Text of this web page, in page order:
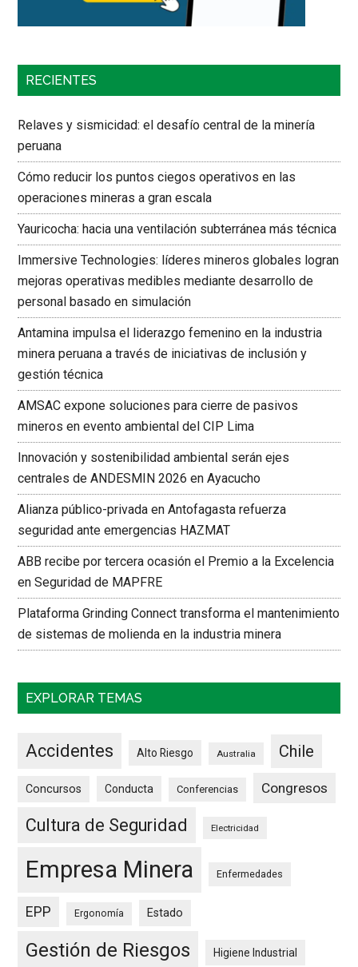
RECIENTES
Relaves y sismicidad: el desafío central de la minería
peruana
Cómo reducir los puntos ciegos operativos en las
operaciones mineras a gran escala
Yauricocha: hacia una ventilación subterránea más técnica
Immersive Technologies: líderes mineros globales logran
mejoras operativas medibles mediante desarrollo de
personal basado en simulación
Antamina impulsa el liderazgo femenino en la industria
minera peruana a través de iniciativas de inclusión y
gestión técnica
AMSAC expone soluciones para cierre de pasivos
mineros en evento ambiental del CIP Lima
Innovación y sostenibilidad ambiental serán ejes
centrales de ANDESMIN 2026 en Ayacucho
Alianza público-privada en Antofagasta refuerza
seguridad ante emergencias HAZMAT
ABB recibe por tercera ocasión el Premio a la Excelencia
en Seguridad de MAPFRE
Plataforma Grinding Connect transforma el mantenimiento
de sistemas de molienda en la industria minera
EXPLORAR TEMAS
Accidentes Alto Riesgo Australia Chile
Concursos Conducta Conferencias Congresos
Cultura de Seguridad Electricidad
Empresa Minera Enfermedades
EPP Ergonomía Estado
Gestión de Riesgos Higiene Industrial